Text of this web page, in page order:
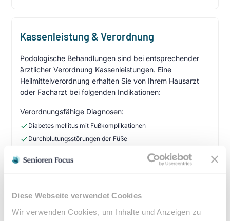
Diese Webseite verwendet Cookies
Wir verwenden Cookies, um Inhalte und Anzeigen zu
Kassenleistung & Verordnung
Podologische Behandlungen sind bei entsprechender
ärztlicher Verordnung Kassenleistungen. Eine
Heilmittelverordnung erhalten Sie von Ihrem Hausarzt
oder Facharzt bei folgenden Indikationen:
Verordnungsfähige Diagnosen:
Diabetes mellitus mit Fußkomplikationen
Durchblutungsstörungen der Füße
Querschnittslähmung
Zuzahlung & Kosten: